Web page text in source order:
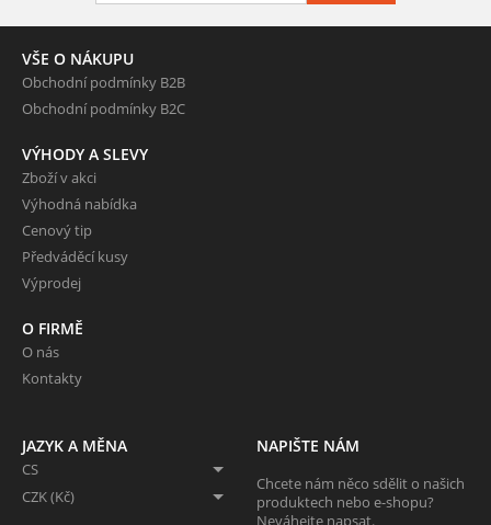
VŠE O NÁKUPU
Obchodní podmínky B2B
Obchodní podmínky B2C
VÝHODY A SLEVY
Zboží v akci
Výhodná nabídka
Cenový tip
Předváděcí kusy
Výprodej
O FIRMĚ
O nás
Kontakty
JAZYK A MĚNA
CS
CZK (Kč)
NAPIŠTE NÁM
Chcete nám něco sdělit o našich
produktech nebo e-shopu?
Neváhejte napsat.